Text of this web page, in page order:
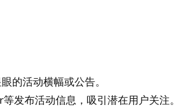
的活动横幅或公告。
发布活动信息，吸引潜在用户关注。